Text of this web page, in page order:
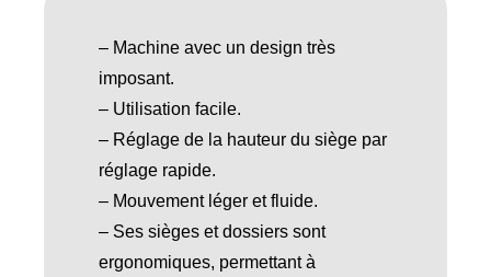
– Machine avec un design très
imposant.
– Utilisation facile.
– Réglage de la hauteur du siège par
réglage rapide.
– Mouvement léger et fluide.
– Ses sièges et dossiers sont
ergonomiques, permettant à